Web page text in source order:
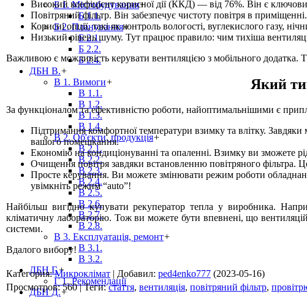
Б 1. Містобудування+
Б 1.1.
Б 2. Планування+
Б 2.1.
Б 2.2.
Б 2.4.
ДБН В.+
В 1. Вимоги+
В 1.1.
В 1.2.
В 1.3.
В 1.4.
В 2. Об'єкти, продукція+
В 2.1.
В 2.2.
В 2.3.
В 2.4.
В 2.5.
В 2.6.
В 2.7.
В 2.8.
В 3. Експлуатація, ремонт+
В 3.1.
В 3.2.
ДБН Г.+
Г 1. Рекомендації
ДБН Д.+
Високий коефіцієнт корисної дії (ККД) — від 76%. Він є
Повітряний фільтр. Він забезпечує чистоту повітря в
Корисні опції, такі як контроль вологості, вуглекислого газу,
Низький рівень шуму. Тут працює правило: чим тихіша
Важливою є можливість керувати вентиляцією з мобільного додатка.
Який
За функціоналом та ефективністю роботи, найоптимальнішими є
Підтримання комфортної температури взимку та влітку.
вашого помешкання.
Економію на кондиціонуванні та опаленні. Взимку ви зможете
Очищення повітря завдяки встановленню повітряного
Просте керування. Ви можете змінювати режим роботи
увімкніть режим “auto”!
Найбільш вигідно купувати рекуператор тепла у виробника.
кліматичну лабораторію. Тож ви можете бути впевнені, що
системи.
Вдалого вибору!
Категория: Микроклімат | Добавил: ped4enko777 (2023-05-16)
Просмотров: 560 |Теги: стаття, вентиляція, повітряний фільтр,